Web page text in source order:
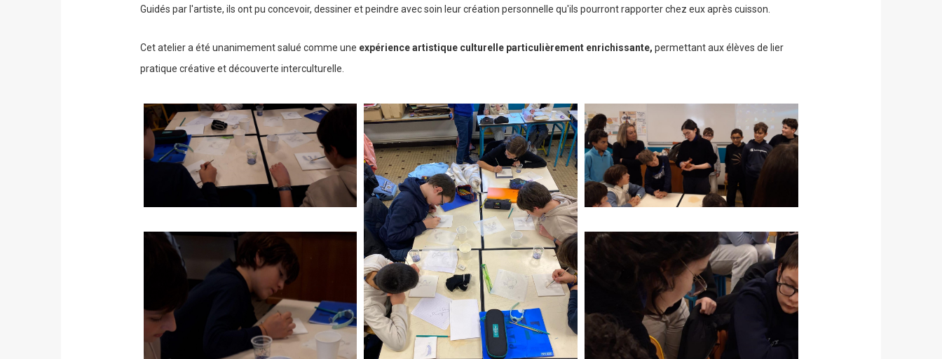
Guidés par l'artiste, ils ont pu concevoir, dessiner et peindre avec soin leur création personnelle qu'ils pourront rapporter chez eux après cuisson.
Cet atelier a été unanimement salué comme une expérience artistique culturelle particulièrement enrichissante, permettant aux élèves de lier
pratique créative et découverte interculturelle.